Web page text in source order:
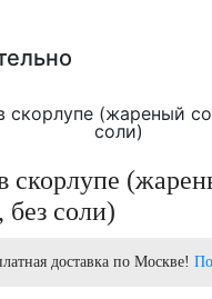
скорлупе
соли)
доставка по Москве!